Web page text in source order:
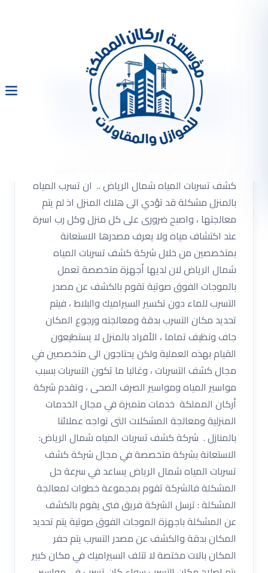
شركة كشف تسربات المياه
شمال الرياض 0533334179
مع أفضل العمالة المدربة
شركة كشف تسربات المياه شمال الرياض
كشف تسربات المياه شمال الرياض .. ان تسرب المياه
بالمنزل مشكلة قد تؤدي الى هلاك المنزل اذ لم يتم
معالجتها ، واصبح ضرورى على كل منزل وكل رب اسرة
عند اكتشاف مياه ولا يعرف مصدرها الاستعانة
بمتخصصين من خلال شركة كشف تسربات المياه
شمال الرياض لان لديها أجهزة متخصصة تعمل
بالموجات الفوق صوتية تقوم بالكشف عن مصدر
التسرب للماء دون تكسير السيراميك والبلاط ، فيتم
تحديد مكان التسرب بدقة ومعالجته ورجوع المكان
جاف ونظيف تماما ، الأفراد بالمنزل لا يستطيعون
القيام بهذه العملية ولكن يحتاجون الى متخصصين في
مجال كشف التسربات ، وغالبا ما تكون التسربات بسبب
مواسير المياه ومواسير الصرف الصحى ، وتقدم شركة
أركان المملكة خدمات متميزة في مجال الخدمات
المنزلية ومعالجة المشكلات التى تواجه عملائنا
بالمنازل . شركة كشف تسربات المياه شمال الرياض:
الاستعانة بشركة متخصصة في مجال شركة كشف
تسربات المياه شمال الرياض يساعد في سرعة حل
المشكلة فالشركة تقوم بمجموعة خطوات لمعالجة
المشكلة : ترسل الشركة فريق فنى يقوم بالكشف
عن المشكلة باجهزة الموجات الفوق صوتية يتم تحديد
المكان بدقة والكشف عن مصدر التسرب يتم حفر
المكان بالات مختصة لا تتلف السيراميك في مكان كبير